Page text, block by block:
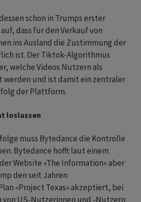
schon in Trumps erster
dass für den Verkauf von
ins Ausland die Zustimmung der
ist. Der Tiktok-Algorithmus
welche Videos Nutzern als
werden und ist damit ein zentraler
der Plattform.
loslassen
muss Bytedance die Kontrolle
Bytedance hofft laut einem
Website «The Information» aber
den seit Jahren
«Project Texas» akzeptiert, bei
US-Nutzerinnen und -Nutzern